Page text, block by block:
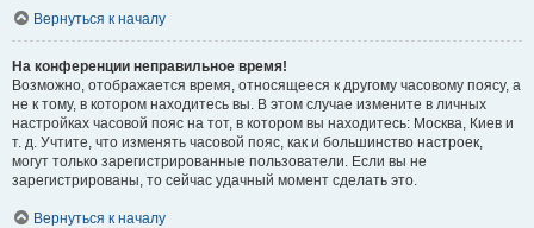
Вернуться к началу
На конференции неправильное время!
Возможно, отображается время, относящееся к другому часовому поясу, а
не к тому, в котором находитесь вы. В этом случае измените в личных
настройках часовой пояс на тот, в котором вы находитесь: Москва, Киев и
т. д. Учтите, что изменять часовой пояс, как и большинство настроек,
могут только зарегистрированные пользователи. Если вы не
зарегистрированы, то сейчас удачный момент сделать это.
Вернуться к началу